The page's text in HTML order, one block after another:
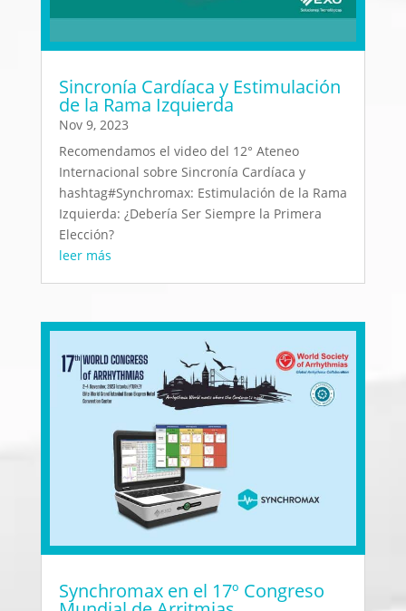
Sincronía Cardíaca y Estimulación
de la Rama Izquierda
Nov 9, 2023
Recomendamos el video del 12° Ateneo
Internacional sobre Sincronía Cardíaca y
hashtag#Synchromax: Estimulación de la Rama
Izquierda: ¿Debería Ser Siempre la Primera
Elección?
leer más
Synchromax en el 17º Congreso